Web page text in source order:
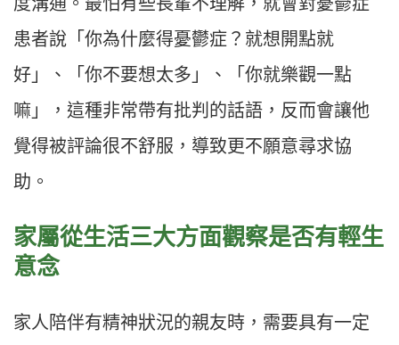
患者說「你為什麼得憂鬱症？就想開點就
好」、「你不要想太多」、「你就樂觀一點
嘛」，這種非常帶有批判的話語，反而會讓他
覺得被評論很不舒服，導致更不願意尋求協
助。
家屬從生活三大方面觀察是否有輕生
意念
家人陪伴有精神狀況的親友時，需要具有一定